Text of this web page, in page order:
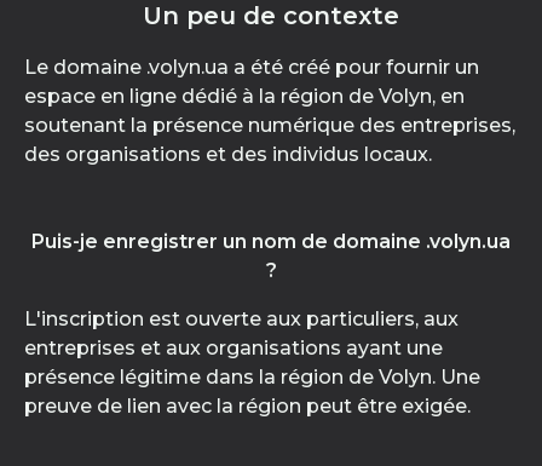
Un peu de contexte
Le domaine .volyn.ua a été créé pour fournir un
espace en ligne dédié à la région de Volyn, en
soutenant la présence numérique des entreprises,
des organisations et des individus locaux.
Puis-je enregistrer un nom de domaine .volyn.ua
?
L'inscription est ouverte aux particuliers, aux
entreprises et aux organisations ayant une
présence légitime dans la région de Volyn. Une
preuve de lien avec la région peut être exigée.